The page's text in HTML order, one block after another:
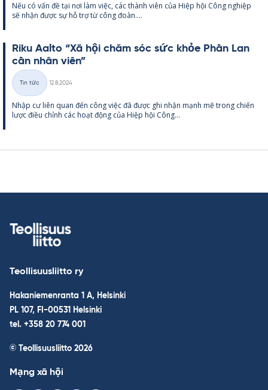
loại
Nếu có vấn đề tại nơi làm việc, các thành viên của Hiệp hội Công ng­hiệp
sẽ nhận được sự hỗ trợ từ công đoàn....
Riku Aalto “Xã hội chăm sóc sức khỏe Phần Lan
cần nhân viên”
Thể
loại
Tin tức
12.8.2024
Nhập cư liên quan đến công việc đã được ghi nhận mạnh mẽ trong chiến
lược điều chỉnh các hoạt động của Hiệp hội Công...
Teollisuusliitto ry
Hakaniemenranta 1 A, Helsinki
PL 107, FI-00531 Helsinki
tel. +358 20 774 001
© Teollisuusliitto 2026
Mạng xã hội